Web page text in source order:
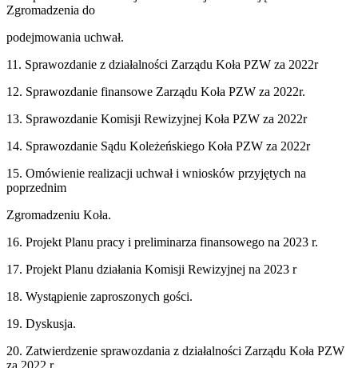
Zgromadzenia do
podejmowania uchwał.
11. Sprawozdanie z działalności Zarządu Koła PZW za 2022r
12. Sprawozdanie finansowe Zarządu Koła PZW za 2022r.
13. Sprawozdanie Komisji Rewizyjnej Koła PZW za 2022r
14. Sprawozdanie Sądu Koleżeńskiego Koła PZW za 2022r
15. Omówienie realizacji uchwał i wniosków przyjętych na
poprzednim
Zgromadzeniu Koła.
16. Projekt Planu pracy i preliminarza finansowego na 2023 r.
17. Projekt Planu działania Komisji Rewizyjnej na 2023 r
18. Wystąpienie zaproszonych gości.
19. Dyskusja.
20. Zatwierdzenie sprawozdania z działalności Zarządu Koła PZW